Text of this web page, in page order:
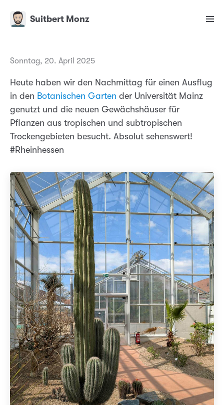
Suitbert Monz
Sonntag, 20. April 2025
Heute haben wir den Nachmittag für einen Ausflug
in den Botanischen Garten der Universität Mainz
genutzt und die neuen Gewächshäuser für
Pflanzen aus tropischen und subtropischen
Trockengebieten besucht. Absolut sehenswert!
#Rheinhessen